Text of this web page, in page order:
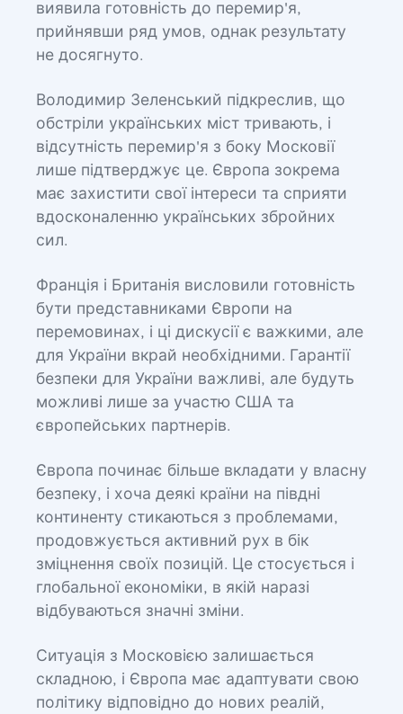
виявила готовність до перемир'я,
прийнявши ряд умов, однак результату
не досягнуто.
Володимир Зеленський підкреслив, що
обстріли українських міст тривають, і
відсутність перемир'я з боку Московії
лише підтверджує це. Європа зокрема
має захистити свої інтереси та сприяти
вдосконаленню українських збройних
сил.
Франція і Британія висловили готовність
бути представниками Європи на
перемовинах, і ці дискусії є важкими, але
для України вкрай необхідними. Гарантії
безпеки для України важливі, але будуть
можливі лише за участю США та
європейських партнерів.
Європа починає більше вкладати у власну
безпеку, і хоча деякі країни на півдні
континенту стикаються з проблемами,
продовжується активний рух в бік
зміцнення своїх позицій. Це стосується і
глобальної економіки, в якій наразі
відбуваються значні зміни.
Ситуація з Московією залишається
складною, і Європа має адаптувати свою
політику відповідно до нових реалій,